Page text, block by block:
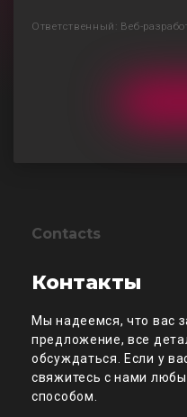
Ответственный: Веб-
Contacts
Контакты
Мы надеемся, что вас
предложение, все
обсуждаться. Если у
свяжитесь с нами
способом.